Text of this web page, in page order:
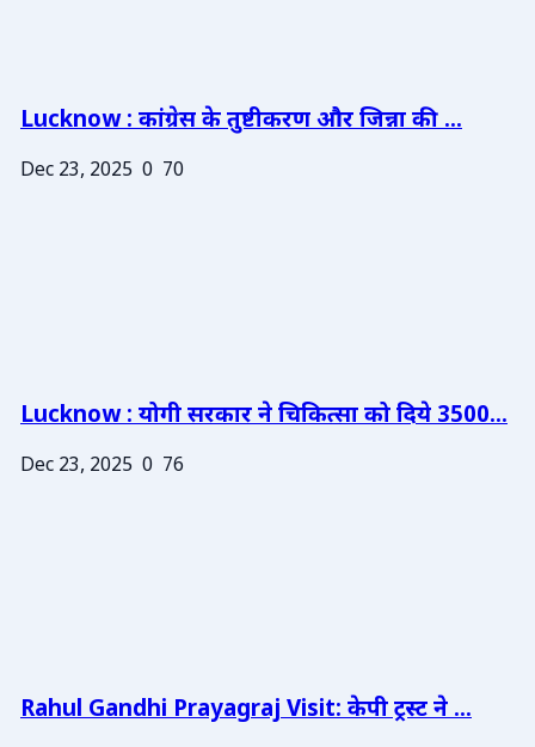
Lucknow : कांग्रेस के तुष्टीकरण और जिन्ना की ...
Dec 23, 2025 0 70
Lucknow : योगी सरकार ने चिकित्सा को दिये 3500...
Dec 23, 2025 0 76
Rahul Gandhi Prayagraj Visit: केपी ट्रस्ट ने ...